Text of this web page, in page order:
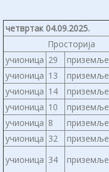
четвртак 04.09.2025.
Просторија
учионица 29 приземље
учионица 13 приземље
учионица 14 приземље
учионица 10 приземље
учионица 8 приземље
учионица 32 приземље
учионица 34 приземље